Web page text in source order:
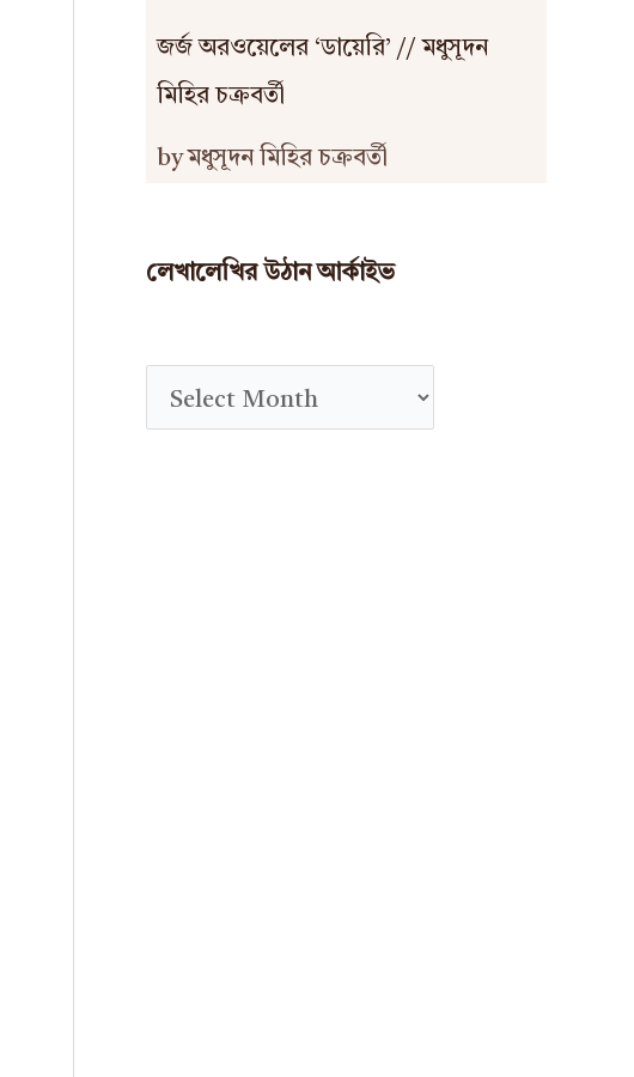
জর্জ অরওয়েলের ‘ডায়েরি’ // মধুসূদন
মিহির চক্রবর্তী
by মধুসূদন মিহির চক্রবর্তী
লেখালেখির উঠান আর্কাইভ
r